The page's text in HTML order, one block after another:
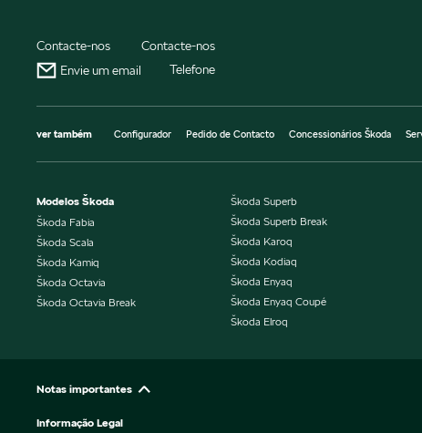
Contacte-nos
Envie um email
Contacte-nos
Telefone
ver também Configurador Pedido de Contacto Concessionários Škoda
Modelos Škoda
Škoda Fabia
Škoda Scala
Škoda Kamiq
Škoda Octavia
Škoda Octavia Break
Škoda Superb
Škoda Superb Break
Škoda Karoq
Škoda Kodiaq
Škoda Enyaq
Škoda Enyaq Coupé
Škoda Elroq
Notas importantes
Informação Legal